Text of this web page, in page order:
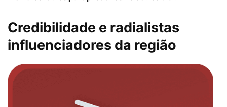
Credibilidade e radialistas
influenciadores da região